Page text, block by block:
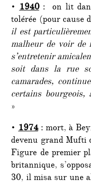
•1940 : on lit
tolérée (pour cause
il est
malheur de voir de
s’entretenir
soit dans la rue
camarades,
certains bourgeois,
»
•1974 : mort, à
devenu grand Mufti
Figure de premier
britannique,
30, il misa sur une